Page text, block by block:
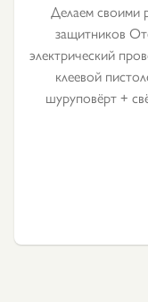
Делаем своими
защитников
электрический
клеевой
шуруповёрт +